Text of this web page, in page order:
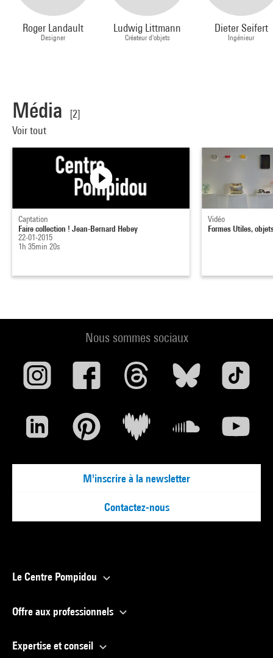
Roger Landault
Designer
Ludwig Littmann
Créateur d'objets
Dieter Seifert
Ingénieur
Média
[2]
Voir tout
Captation
Faire collection ! Jean-Bernard Hebey
22-01-2015
1h 35min 20s
Vidéo
Formes Utiles,
Nous sommes sociaux
M'inscrire à la newsletter
Contactez-nous
Le Centre Pompidou
Offre aux professionnels
Expertise et conseil